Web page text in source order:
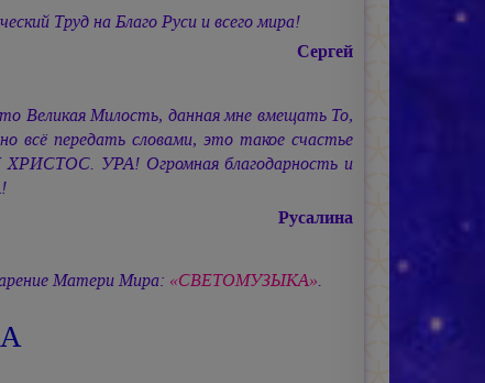
Труд на Благо Руси и всего мира!
Сергей
Великая Милость, данная мне вмещать То,
передать словами, это такое счастье
ХРИСТОС. УРА! Огромная благодарность и
Русалина
Матери Мира: «СВЕТОМУЗЫКА».